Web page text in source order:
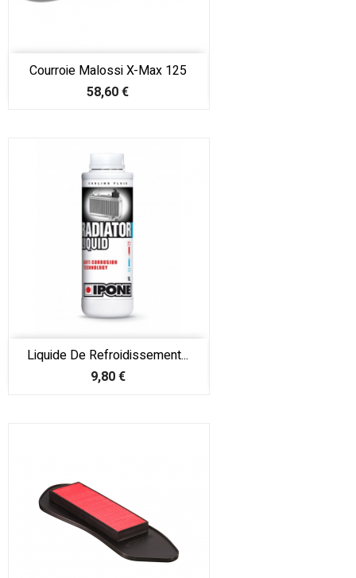
Courroie Malossi X-Max 125
Prix
58,60 €
Liquide De Refroidissement...
Prix
9,80 €